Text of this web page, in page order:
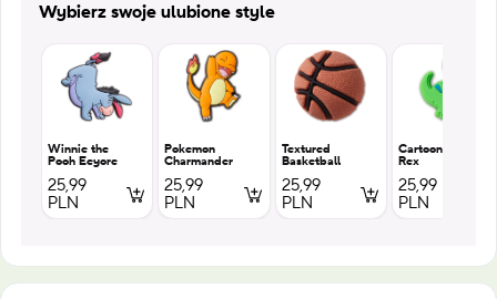
Wybierz swoje ulubione style
Winnie the
Pooh Eeyore
25,99
PLN
Pokemon
Charmander
25,99
PLN
Textured
Basketball
25,99
PLN
Cartoon T
Rex
25,99
PLN